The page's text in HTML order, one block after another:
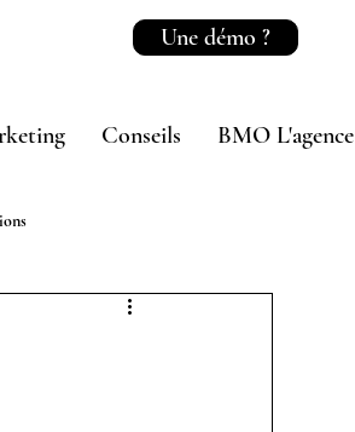
Une démo ?
Conseils BMO L'agence